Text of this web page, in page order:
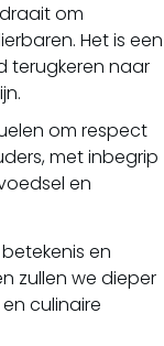
om
Het is een
terugkeren naar
om respect
met inbegrip
en
en
zullen we dieper
culinaire